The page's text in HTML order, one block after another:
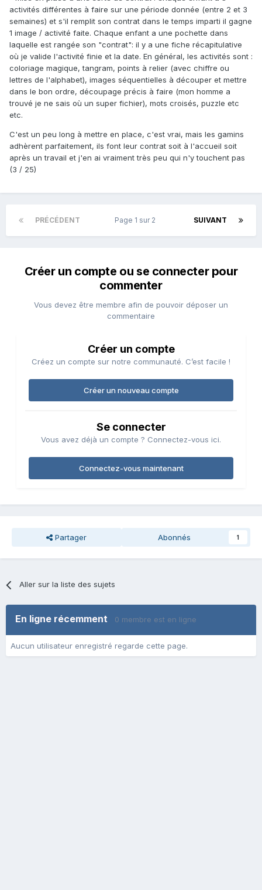
activités différentes à faire sur une période donnée (entre 2 et 3
semaines) et s'il remplit son contrat dans le temps imparti il gagne
1 image / activité faite. Chaque enfant a une pochette dans
laquelle est rangée son "contrat": il y a une fiche récapitulative
où je valide l'activité finie et la date. En général, les activités sont :
coloriage magique, tangram, points à relier (avec chiffre ou
lettres de l'alphabet), images séquentielles à découper et mettre
dans le bon ordre, découpage précis à faire (mon homme a
trouvé je ne sais où un super fichier), mots croisés, puzzle etc
etc.
C'est un peu long à mettre en place, c'est vrai, mais les gamins
adhèrent parfaitement, ils font leur contrat soit à l'accueil soit
après un travail et j'en ai vraiment très peu qui n'y touchent pas
(3 / 25)
PRÉCÉDENT SUIVANT
Page 1 sur 2
Créer un compte ou se connecter pour
commenter
Vous devez être membre afin de pouvoir déposer un
commentaire
Créer un compte
Créez un compte sur notre communauté. C’est facile !
Créer un nouveau compte
Se connecter
Vous avez déjà un compte ? Connectez-vous ici.
Connectez-vous maintenant
Partager Abonnés 1
Aller sur la liste des sujets
En ligne récemment 0 membre est en ligne
Aucun utilisateur enregistré regarde cette page.